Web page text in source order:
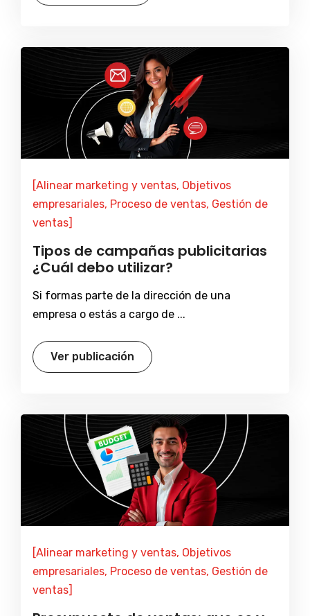
[Alinear marketing y ventas, Objetivos
empresariales, Proceso de ventas, Gestión de
ventas]
Tipos de campañas publicitarias
¿Cuál debo utilizar?
Si formas parte de la dirección de una
empresa o estás a cargo de ...
Ver publicación
[Alinear marketing y ventas, Objetivos
empresariales, Proceso de ventas, Gestión de
ventas]